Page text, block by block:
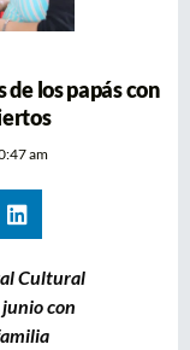
de los papás con
am
Cultural
con